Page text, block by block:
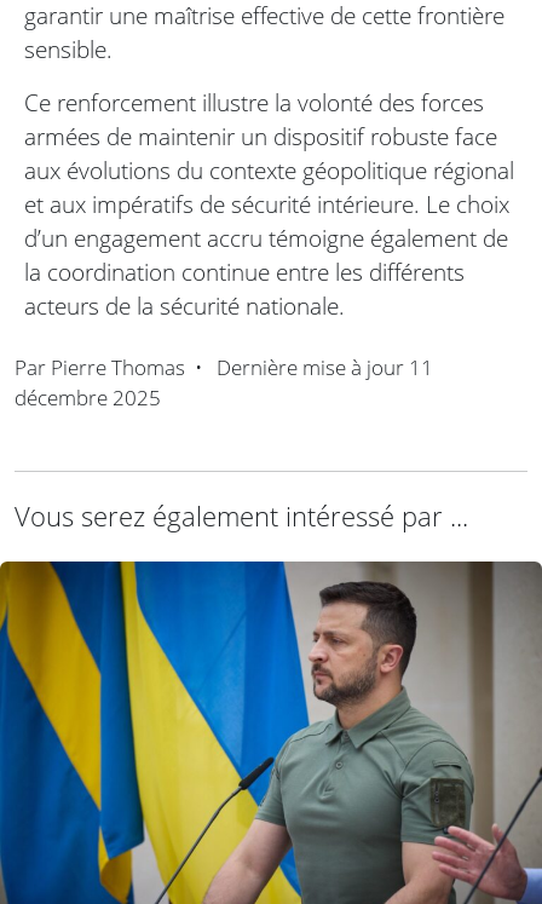
garantir une maîtrise effective de cette frontière
sensible.
Ce renforcement illustre la volonté des forces
armées de maintenir un dispositif robuste face
aux évolutions du contexte géopolitique régional
et aux impératifs de sécurité intérieure. Le choix
d’un engagement accru témoigne également de
la coordination continue entre les différents
acteurs de la sécurité nationale.
Par Pierre Thomas • Dernière mise à jour 11
décembre 2025
Vous serez également intéressé par ...